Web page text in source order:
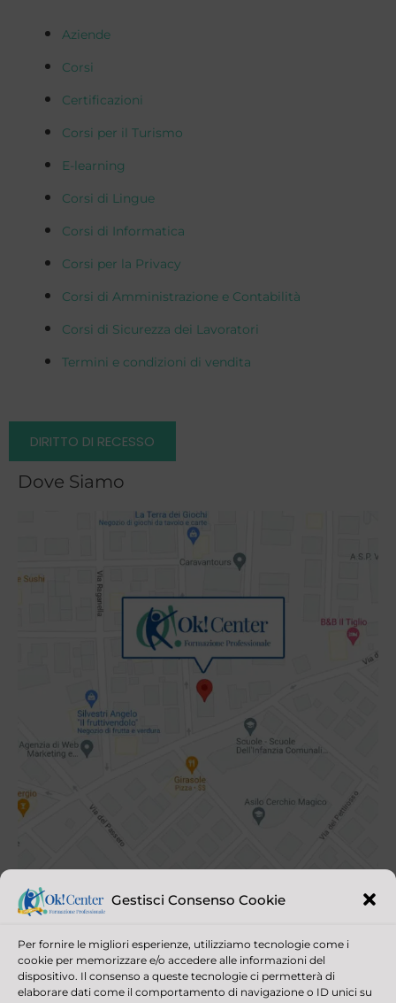
Gestisci Consenso Cookie
Per fornire le migliori esperienze, utilizziamo tecnologie come i
cookie per memorizzare e/o accedere alle informazioni del
dispositivo. Il consenso a queste tecnologie ci permetterà di
elaborare dati come il comportamento di navigazione o ID unici su
Aziende
Corsi
Certificazioni
Corsi per il Turismo
E-learning
Corsi di Lingue
Corsi di Informatica
Corsi per la Privacy
Corsi di Amministrazione e Contabilità
Corsi di Sicurezza dei Lavoratori
Termini e condizioni di vendita
DIRITTO DI RECESSO
Dove Siamo